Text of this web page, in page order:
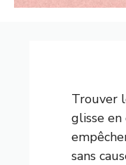
Trouver
glisse en
sans